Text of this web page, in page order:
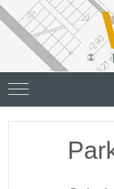
Mobile Menu Toggle